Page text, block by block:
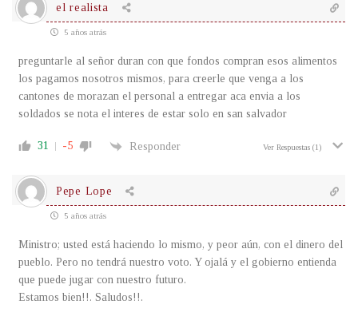
el realista
5 años atrás
preguntarle al señor duran con que fondos compran esos alimentos
los pagamos nosotros mismos, para creerle que venga a los
cantones de morazan el personal a entregar aca envia a los
soldados se nota el interes de estar solo en san salvador
31 -5 Responder Ver Respuestas (1)
Pepe Lope
5 años atrás
Ministro; usted está haciendo lo mismo, y peor aún, con el dinero del
pueblo. Pero no tendrá nuestro voto. Y ojalá y el gobierno entienda
que puede jugar con nuestro futuro.
Estamos bien!!. Saludos!!.